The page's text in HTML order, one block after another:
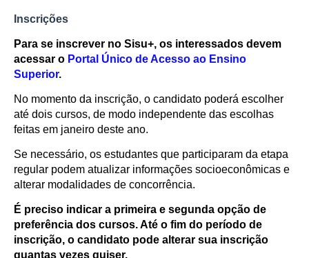
Inscrições
Para se inscrever no Sisu+, os interessados devem
acessar o Portal Único de Acesso ao Ensino
Superior.
No momento da inscrição, o candidato poderá escolher
até dois cursos, de modo independente das escolhas
feitas em janeiro deste ano.
Se necessário, os estudantes que participaram da etapa
regular podem atualizar informações socioeconômicas e
alterar modalidades de concorrência.
É preciso indicar a primeira e segunda opção de
preferência dos cursos. Até o fim do período de
inscrição, o candidato pode alterar sua inscrição
quantas vezes quiser.